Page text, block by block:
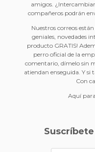
amigos.
compañeros podrán
Nuestros correos
geniales, novedades
producto GRATIS!
perro oficial de la
comentario, dímelo sin
atiendan enseguida. Y
Con
Aquí